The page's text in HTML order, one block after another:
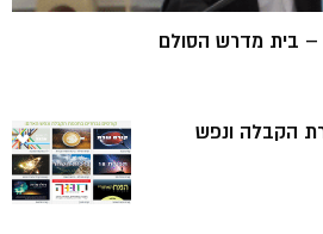
– בית מדרש הסולם
הקבלה ונפש